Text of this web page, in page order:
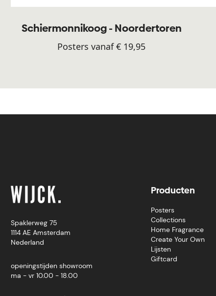
Schiermonnikoog - Noordertoren
Posters vanaf € 19,95
Spaklerweg 75
1114 AE Amsterdam
Nederland
openingstijden showroom
ma - vr 10.00 - 18.00
Producten
Posters
Collections
Home Fragrance
Create Your Own
Lijsten
Giftcard